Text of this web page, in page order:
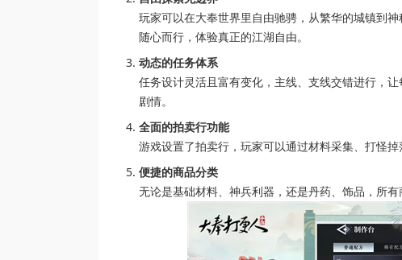
玩家可以在大奉世界里自由驰骋，从繁华的城镇到
随心而行，体验真正的江湖自由。
动态的任务体系
任务设计灵活且富有变化，主线、支线交错进行，
剧情。
全面的拍卖行功能
游戏设置了拍卖行，玩家可以通过材料采集、打怪
便捷的商品分类
无论是基础材料、神兵利器，还是丹药、饰品，所